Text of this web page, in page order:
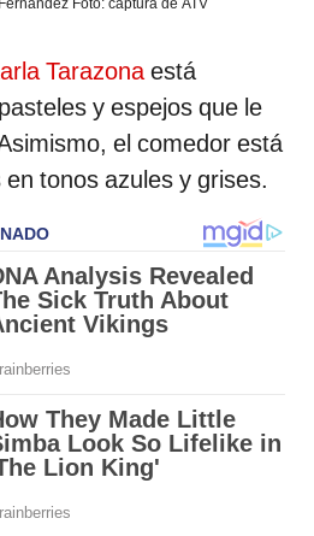
Foto: captura de ATV
Tarazonaestá
y espejos que le
el comedor está
tonos azules y grises.